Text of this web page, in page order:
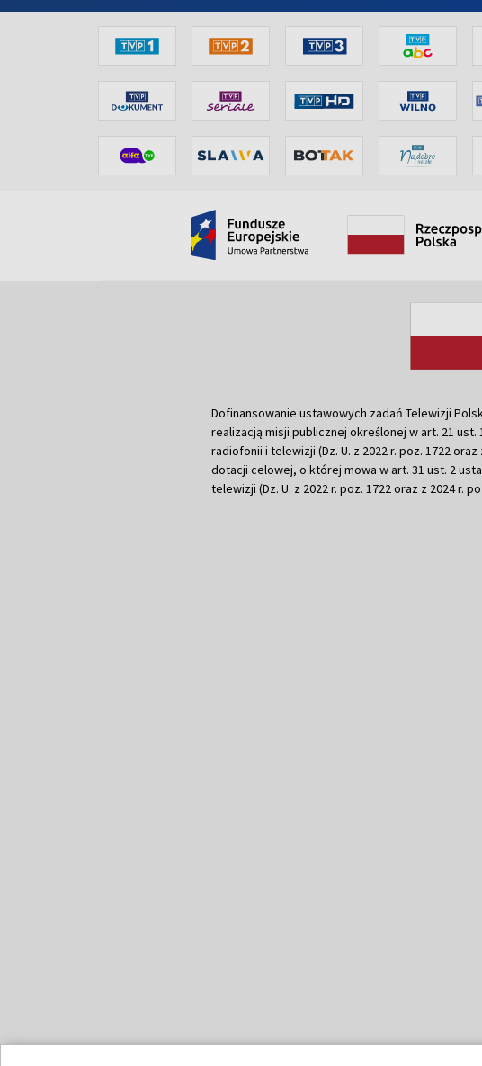
Dofinansowanie ustawowych zadań Telewizji
realizacją misji publicznej określonej w art. 21 ust.
radiofonii i telewizji (Dz. U. z 2022 r. poz. 1722
dotacji celowej, o której mowa w art. 31 ust. 2
telewizji (Dz. U. z 2022 r. poz. 1722 oraz z 2024 r.